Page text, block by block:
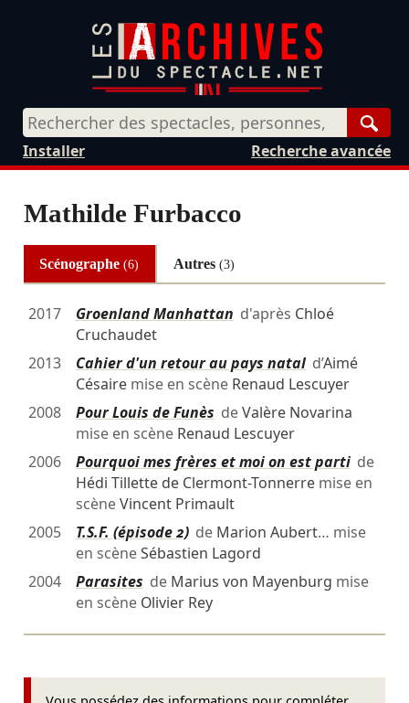
Recherche avancée
Installer
Mathilde Furbacco
Scénographe(6) Autres (3)
2017 Groenland Manhattan d'après Chloé
Cruchaudet
2013
Cahier d'un retour au pays natald’Aimé
Césairemise en scène Renaud Lescuyer
2008
Pour Louis de Funès deValère Novarina
mise en scène Renaud Lescuyer
2006
Pourquoi mes frères et moi on est partide
Hédi Tillette de Clermont-Tonnerremise en
scèneVincent Primault
2005
T.S.F. (épisode 2)de Marion Aubert… mise
en scèneSébastien Lagord
2004
Parasites de Marius von Mayenburg mise
en scène Olivier Rey